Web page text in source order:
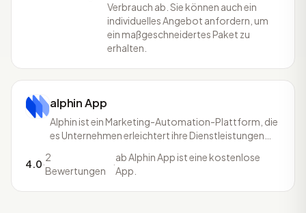
Verbrauch ab. Sie können auch ein
individuelles Angebot anfordern, um
ein maßgeschneidertes Paket zu
erhalten.
alphin App
Alphin ist ein Marketing-Automation-Plattform, die
es Unternehmen erleichtert ihre Dienstleistungen
Kund:innen zu bringen. Dazu nutzt das Tool unter
anderem Influencer Marketing, Account
Management, Instagram Growth Expert, Social Ads
4.0·
2
Bewertungen
·
ab Alphin App ist eine kostenlose
App.